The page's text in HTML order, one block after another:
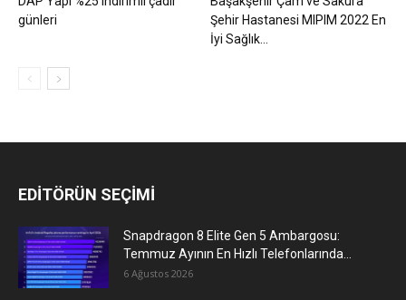
günleri
Şehir Hastanesi MIPIM 2022 En
İyi Sağlık...
EDİTÖRÜN SEÇİMİ
Snapdragon 8 Elite Gen 5 Ambargosu:
Temmuz Ayının En Hızlı Telefonlarında...
6 Ağustos 2026